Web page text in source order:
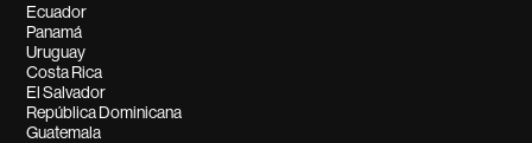
Ecuador
Panamá
Uruguay
Costa Rica
El Salvador
República Dominicana
Guatemala